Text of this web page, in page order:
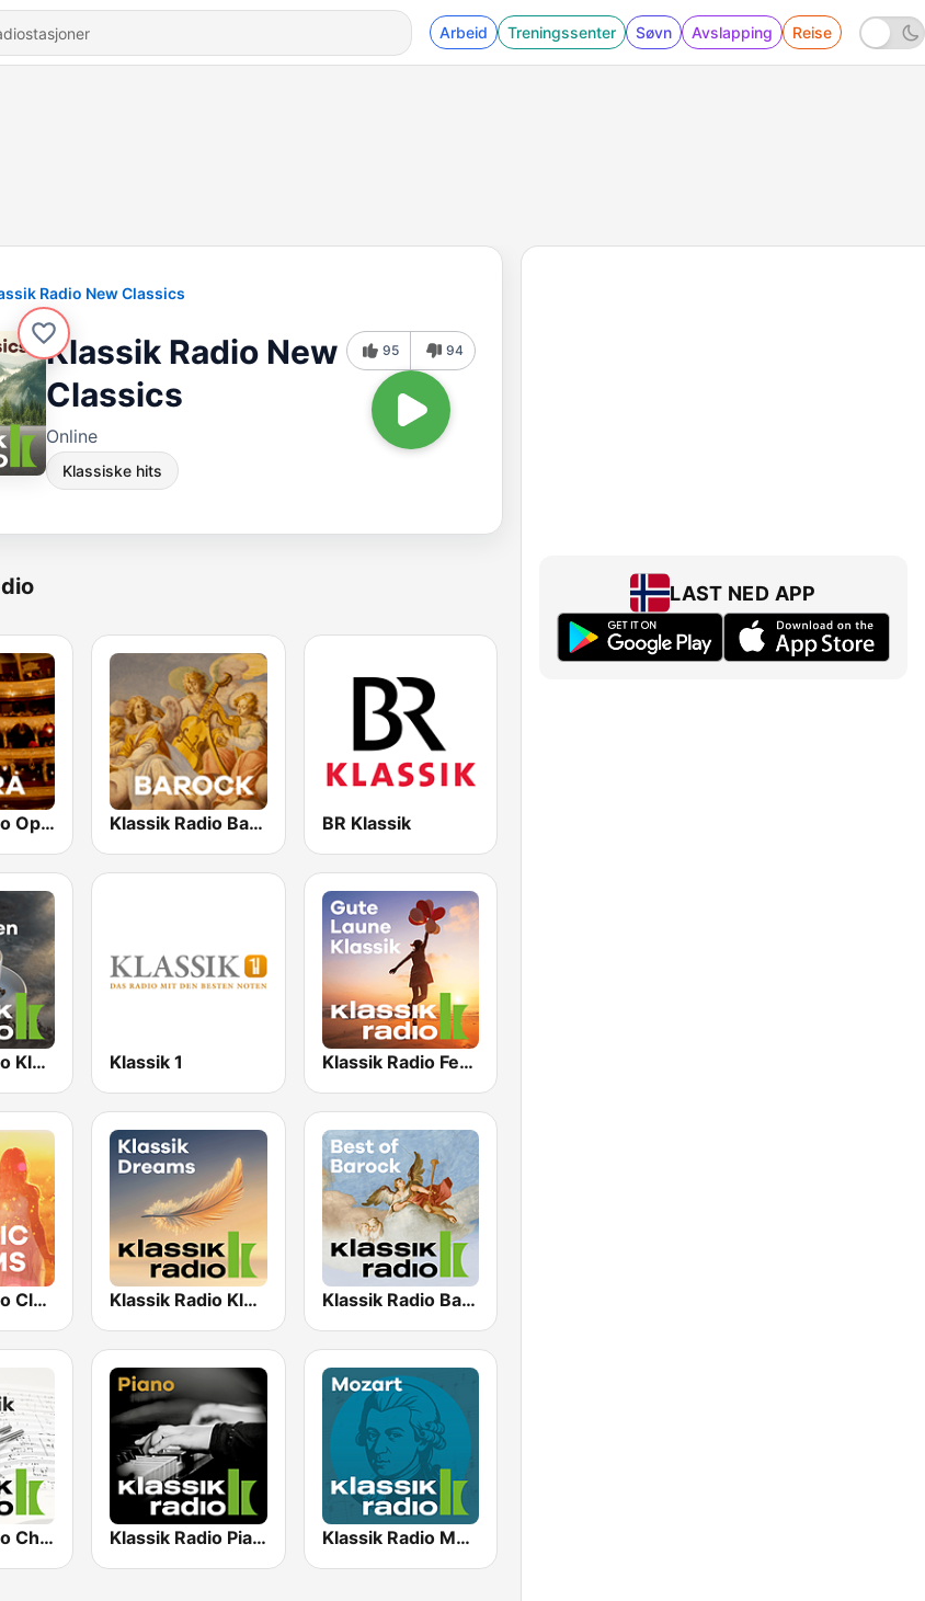
Arbeid Treningssenter Søvn Avslapping Reise
Radio New Classics
Klassik Radio New
Classics
Online
Klassiske hits
95 94
Klassik Radio Opera Klassik Radio Barock BR Klassik
Klassik Radio Klassik am Morgen Klassik 1 Klassik Radio Feel Good Klassik
Klassik Radio Classic Dreams Klassik Radio Klassik Dreams Klassik Radio Barock
Klassik Radio Chormusik Klassik Radio Piano Klassik Radio Mozart
LAST NED APP